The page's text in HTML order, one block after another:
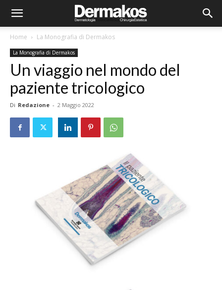
Home La Monografia di Dermakos
La Monografia di Dermakos
Un viaggio nel mondo del
paziente tricologico
Di Redazione - 2 Maggio 2022